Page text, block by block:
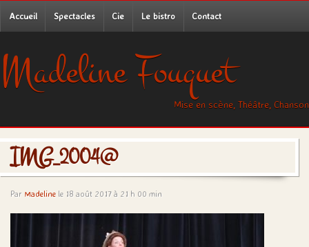
Accueil Spectacles Cie Le bistro Contact
Madeline Fouquet
Mise en scène, Théâtre, Chanson
IMG_2004@
Par Madeline le 18 août 2017 à 21 h 00 min